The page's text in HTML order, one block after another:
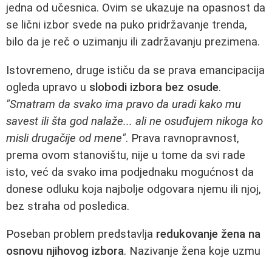
jedna od učesnica. Ovim se ukazuje na opasnost da
se lični izbor svede na puko pridržavanje trenda,
bilo da je reč o uzimanju ili zadržavanju prezimena.
Istovremeno, druge ističu da se prava emancipacija
ogleda upravo u slobodi izbora bez osude.
"Smatram da svako ima pravo da uradi kako mu
savest ili šta god nalaže... ali ne osuđujem nikoga ko
misli drugačije od mene". Prava ravnopravnost,
prema ovom stanovištu, nije u tome da svi rade
isto, već da svako ima podjednaku mogućnost da
donese odluku koja najbolje odgovara njemu ili njoj,
bez straha od posledica.
Poseban problem predstavlja redukovanje žena na
osnovu njihovog izbora. Nazivanje žena koje uzmu